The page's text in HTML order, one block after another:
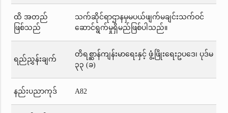
ထိ အတည်
ဖြစ်သည်
သက်ဆိုင်ရာဌာနမှမပယ်ဖျက်မချင်းသက်ဝင်
ဆောင်ရွက်မှုရှိမည်ဖြစ်ပါသည်။
ရည်ညွှန်းချက်
တိရစ္ဆာန်ကျန်းမာရေးနှင့် ဖွံ့ဖြိုးရေးဥပဒေ၊ ပုဒ်မ
၃၃ (ခ)
နည်းပညာကုဒ် A82